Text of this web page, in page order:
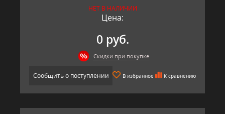
НЕТ В НАЛИЧИИ
Цена:
0 руб.
Скидки при покупке
Сообщить о поступлении В избранное К сравнению